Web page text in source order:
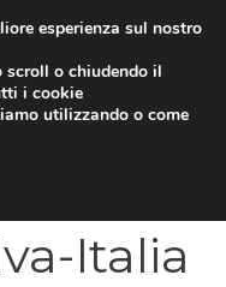
Italia
esperienza sul nostro
o chiudendo il
i cookie
utilizzando o come